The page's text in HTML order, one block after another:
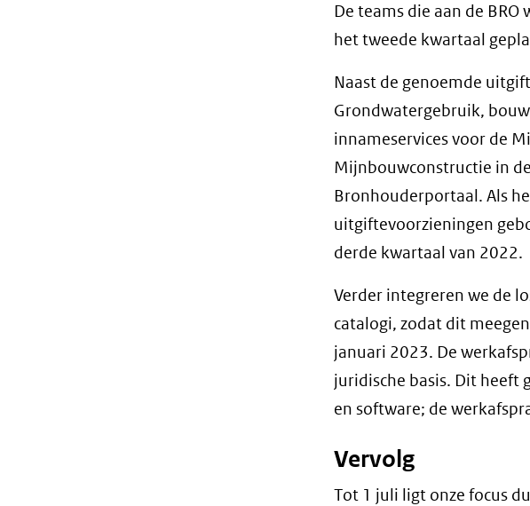
De teams die aan de
het tweede kwartaal
Naast de genoemde
Grondwatergebruik,
innameservices voor de
Mijnbouwconstructie in
Bronhouderportaal. Als
uitgiftevoorzieningen
derde kwartaal van 2022.
Verder integreren we de
catalogi, zodat dit
januari 2023. De
juridische basis. Dit heeft
en software; de
Vervolg
Tot 1 juli ligt onze focus